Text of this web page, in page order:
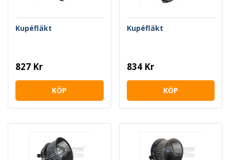
Kupéfläkt
827 Kr
KÖP
Kupéfläkt
834 Kr
KÖP